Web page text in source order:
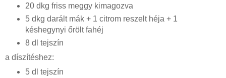
20 dkg friss meggy kimagozva
5 dkg darált mák + 1 citrom reszelt héja + 1
késhegynyi őrölt fahéj
8 dl tejszín
a díszítéshez:
5 dl tejszín